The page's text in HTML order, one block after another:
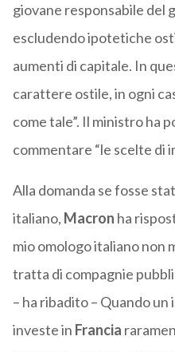
giovane responsabile del
escludendo ipotetiche
aumenti di capitale. In
carattere ostile, in ogni
come tale”. Il ministro ha
commentare “le scelte di
Alla domanda se fosse
italiano, Macron ha
mio omologo italiano non
tratta di compagnie
– ha ribadito – Quando
investe in Francia